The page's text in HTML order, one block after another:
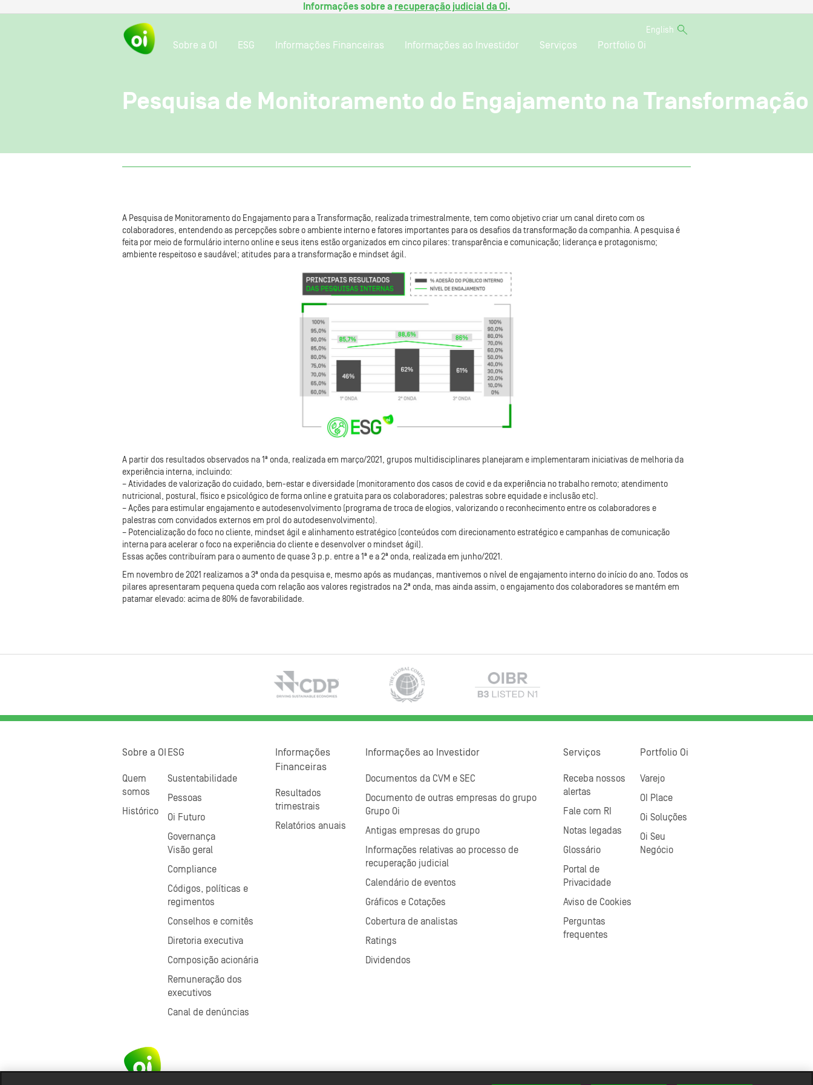
Informações sobre a recuperação judicial da Oi.
English
Sobre a OI ESG Informações Financeiras Informações ao Investidor Serviços Portfolio Oi
Pesquisa de Monitoramento do Engajamento na Transformação
A Pesquisa de Monitoramento do Engajamento para a Transformação, realizada trimestralmente, tem como objetivo criar um canal direto com os
colaboradores, entendendo as percepções sobre o ambiente interno e fatores importantes para os desafios da transformação da companhia. A pesquisa é
feita por meio de formulário interno online e seus itens estão organizados em cinco pilares: transparência e comunicação; liderança e protagonismo;
ambiente respeitoso e saudável; atitudes para a transformação e mindset ágil.
A partir dos resultados observados na 1ª onda, realizada em março/2021, grupos multidisciplinares planejaram e implementaram iniciativas de melhoria da
experiência interna, incluindo:
– Atividades de valorização do cuidado, bem-estar e diversidade (monitoramento dos casos de covid e da experiência no trabalho remoto; atendimento
nutricional, postural, físico e psicológico de forma online e gratuita para os colaboradores; palestras sobre equidade e inclusão etc).
– Ações para estimular engajamento e autodesenvolvimento (programa de troca de elogios, valorizando o reconhecimento entre os colaboradores e
palestras com convidados externos em prol do autodesenvolvimento).
– Potencialização do foco no cliente, mindset ágil e alinhamento estratégico (conteúdos com direcionamento estratégico e campanhas de comunicação
interna para acelerar o foco na experiência do cliente e desenvolver o mindset ágil).
Essas ações contribuíram para o aumento de quase 3 p.p. entre a 1ª e a 2ª onda, realizada em junho/2021.
Em novembro de 2021 realizamos a 3ª onda da pesquisa e, mesmo após as mudanças, mantivemos o nível de engajamento interno do início do ano. Todos os
pilares apresentaram pequena queda com relação aos valores registrados na 2ª onda, mas ainda assim, o engajamento dos colaboradores se mantém em
patamar elevado: acima de 80% de favorabilidade.
Sobre a OI
Quem
somos
Histórico
ESG
Sustentabilidade
Pessoas
Oi Futuro
Governança
Visão geral
Compliance
Códigos, políticas e
regimentos
Conselhos e comitês
Diretoria executiva
Composição acionária
Remuneração dos
executivos
Canal de denúncias
Informações
Financeiras
Resultados
trimestrais
Relatórios anuais
Informações ao Investidor
Documentos da CVM e SEC
Documento de outras empresas do grupo
Grupo Oi
Antigas empresas do grupo
Informações relativas ao processo de
recuperação judicial
Calendário de eventos
Gráficos e Cotações
Cobertura de analistas
Ratings
Dividendos
Serviços
Receba nossos
alertas
Fale com RI
Notas legadas
Glossário
Portal de
Privacidade
Aviso de Cookies
Perguntas
frequentes
Portfolio Oi
Varejo
OI Place
Oi Soluções
Oi Seu
Negócio